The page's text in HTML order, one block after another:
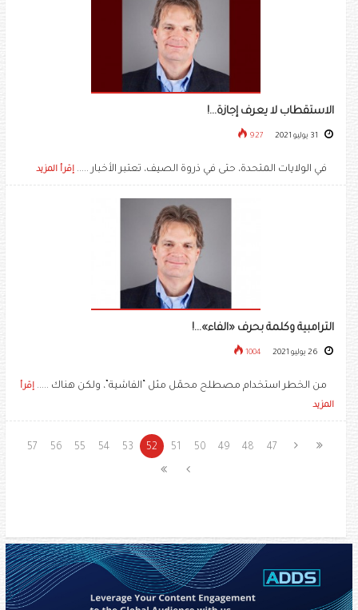
الاستقطاب لا يعرف إجازة...!
927
في الولايات المتحدة، حتى في ذروة الصيف، تعتبر الأخبار ..... إقرأ المزيد
الترامبية وكلمة بحرف «الفاء»...!
1004
من الخطر استخدام مصطلح محمّل مثل “الفاشية”، ولكن هناك ..... إقرأ
المزيد
47
48
49
50
51
52
53
54
55
56
57